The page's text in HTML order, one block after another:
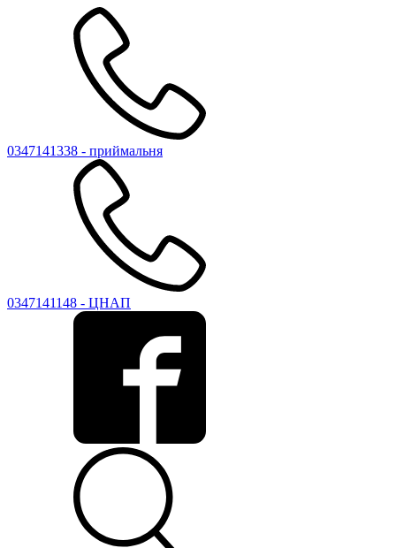
0347141338 - приймальня
0347141148 - ЦНАП